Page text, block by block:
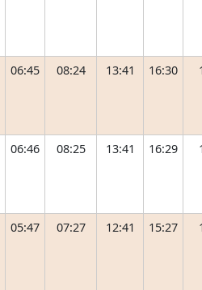
06:45 08:24 13:41 16:30
06:46 08:25 13:41 16:29
05:47 07:27 12:41 15:27